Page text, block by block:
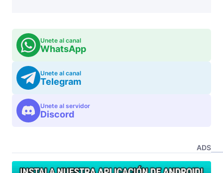
Unete al canal
WhatsApp
Unete al canal
Telegram
Unete al servidor
Discord
ADS